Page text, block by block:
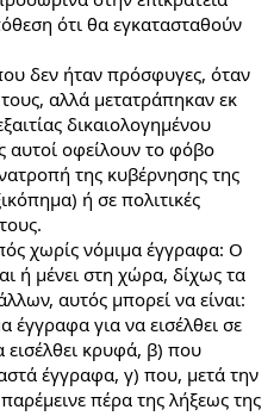
ότι θα εγκατασταθούν
δεν ήταν πρόσφυγες, όταν
αλλά μετατράπηκαν εκ
δικαιολογημένου
οφείλουν το φόβο
της κυβέρνησης της
ή σε πολιτικές
χωρίς νόμιμα έγγραφα: Ο
ή μένει στη χώρα, δίχως τα
αυτός μπορεί να είναι:
έγγραφα για να εισέλθει σε
εισέλθει κρυφά, β) που
έγγραφα, γ) που, μετά την
πέρα της λήξεως της